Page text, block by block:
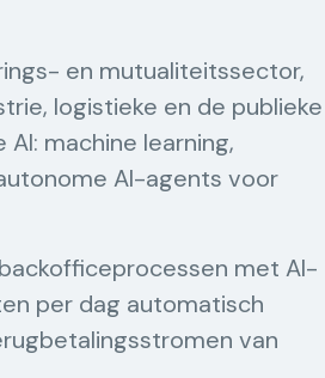
en mutualiteitssector,
logistieke en de publieke
machine learning,
AI-agents voor
met AI-
per dag automatisch
van